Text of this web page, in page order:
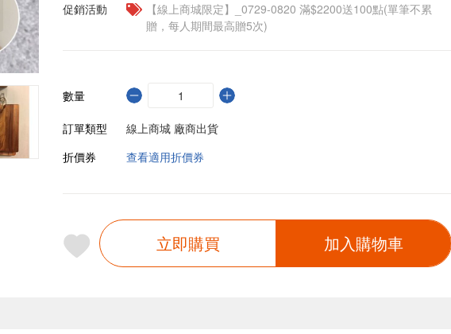
促銷活動
【線上商城限定】_0729-0820 滿$2200送100點(單筆不累
贈，每人期間最高贈5次)
數量
訂單類型
線上商城 廠商出貨
折價券
查看適用折價券
立即購買 加入購物車